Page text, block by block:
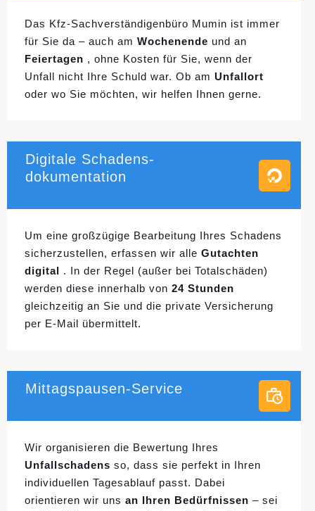
Das Kfz-Sachverständigenbüro Mumin ist immer
für Sie da – auch am Wochenende und an
Feiertagen , ohne Kosten für Sie, wenn der
Unfall nicht Ihre Schuld war. Ob am Unfallort
oder wo Sie möchten, wir helfen Ihnen gerne.
Digitale Schadens-
dokumentation
Um eine großzügige Bearbeitung Ihres Schadens
sicherzustellen, erfassen wir alle Gutachten
digital . In der Regel (außer bei Totalschäden)
werden diese innerhalb von 24 Stunden
gleichzeitig an Sie und die private Versicherung
per E-Mail übermittelt.
Mittagspausen-Service
Wir organisieren die Bewertung Ihres
Unfallschadens so, dass sie perfekt in Ihren
individuellen Tagesablauf passt. Dabei
orientieren wir uns an Ihren Bedürfnissen – sei